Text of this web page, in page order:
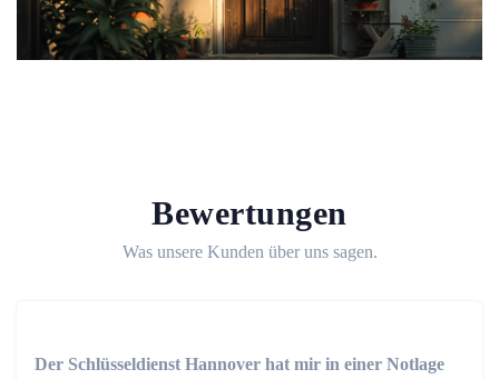
Bewertungen
Was unsere Kunden über uns sagen.
Der Schlüsseldienst Hannover hat mir in einer Notlage